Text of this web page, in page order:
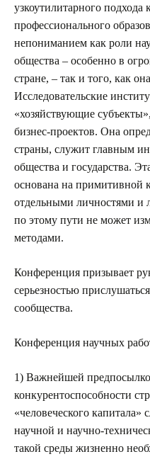
узкоутилитарного
профессионального
непониманием как роли
общества – особенно в
стране, – так и того, как
Исследовательские
«хозяйствующие
бизнес-проектов. Она
страны, служит главным
общества и государства.
основана на примитивной
отдельными личностями и
по этому пути не может
методами.
Конференция призывает
серьезностью
сообщества.
Конференция научных
1) Важнейшей
конкурентоспособности
«человеческого капитала»
научной и научно-
такой среды жизненно